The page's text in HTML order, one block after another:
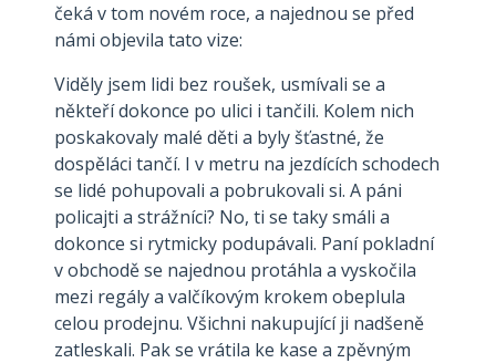
čeká v tom novém roce, a najednou se před
námi objevila tato vize:
Viděly jsem lidi bez roušek, usmívali se a
někteří dokonce po ulici i tančili. Kolem nich
poskakovaly malé děti a byly šťastné, že
dospěláci tančí. I v metru na jezdících schodech
se lidé pohupovali a pobrukovali si. A páni
policajti a strážníci? No, ti se taky smáli a
dokonce si rytmicky podupávali. Paní pokladní
v obchodě se najednou protáhla a vyskočila
mezi regály a valčíkovým krokem obeplula
celou prodejnu. Všichni nakupující ji nadšeně
zatleskali. Pak se vrátila ke kase a zpěvným